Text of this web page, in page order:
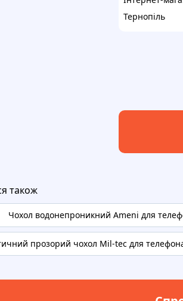
Тернопіль
також
Чохол водонепроникний Ameni для
прозорий чохол Mil-tec для